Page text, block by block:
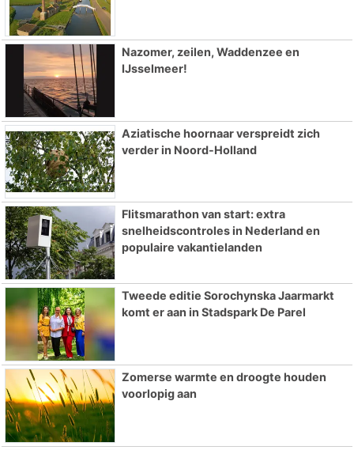
Nazomer, zeilen, Waddenzee en
IJsselmeer!
Aziatische hoornaar verspreidt zich
verder in Noord-Holland
Flitsmarathon van start: extra
snelheidscontroles in Nederland en
populaire vakantielanden
Tweede editie Sorochynska Jaarmarkt
komt er aan in Stadspark De Parel
Zomerse warmte en droogte houden
voorlopig aan